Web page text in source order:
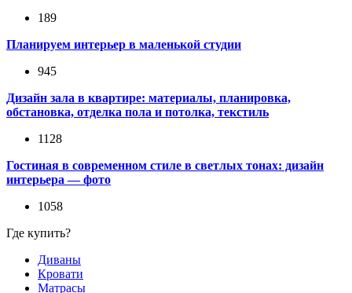
189
Планируем интерьер в маленькой студии
945
Дизайн зала в квартире: материалы, планировка,
обстановка, отделка пола и потолка, текстиль
1128
Гостиная в современном стиле в светлых тонах: дизайн
интерьера — фото
1058
Где купить?
Диваны
Кровати
Матрасы